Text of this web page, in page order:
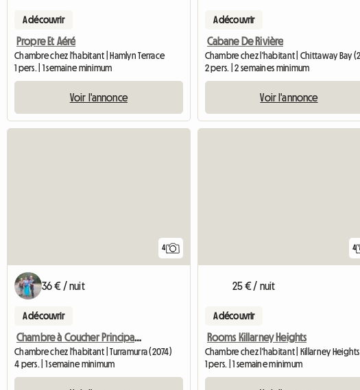
A découvrir
Propre Et Aéré
Chambre chez l'habitant | Hamlyn Terrace
1 pers. | 1 semaine minimum
Voir l'annonce
A découvrir
Cabane De Rivière
2 pers. | 2 semaines minimum
Voir l'annonce
4
36 € / nuit
A découvrir
Chambre à Coucher Principale à Leafy Turramurra
Chambre chez l'habitant | Turramurra (2074)
4 pers. | 1 semaine minimum
4
25 € / nuit
A découvrir
Rooms Killarney Heights
Chambre chez l'habitant | Killarney Heights
1 pers. | 1 semaine minimum